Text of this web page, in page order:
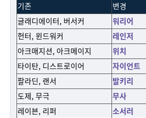
기존
변경
글래디에이터, 버서커
워리어
헌터, 윈드워커
레인저
아크매지션, 아크메이지
위치
타이탄, 디스트로이어
자이언트
팔라딘, 랜서
발키리
도제, 무극
무사
레이븐, 리퍼
소서러